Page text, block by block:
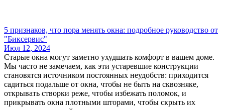
5 признаков, что пора менять окна: подробное руководство от
"Биксервис"
Июл 12, 2024
Старые окна могут заметно ухудшать комфорт в вашем доме.
Мы часто не замечаем, как эти устаревшие конструкции
становятся источником постоянных неудобств: приходится
садиться подальше от окна, чтобы не быть на сквозняке,
открывать створки реже, чтобы избежать поломок, и
прикрывать окна плотными шторами, чтобы скрыть их